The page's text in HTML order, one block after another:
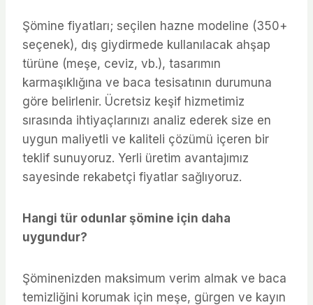
Şömine fiyatları; seçilen hazne modeline (350+
seçenek), dış giydirmede kullanılacak ahşap
türüne (meşe, ceviz, vb.), tasarımın
karmaşıklığına ve baca tesisatının durumuna
göre belirlenir. Ücretsiz keşif hizmetimiz
sırasında ihtiyaçlarınızı analiz ederek size en
uygun maliyetli ve kaliteli çözümü içeren bir
teklif sunuyoruz. Yerli üretim avantajımız
sayesinde rekabetçi fiyatlar sağlıyoruz.
Hangi tür odunlar şömine için daha
uygundur?
Şöminenizden maksimum verim almak ve baca
temizliğini korumak için meşe, gürgen ve kayın